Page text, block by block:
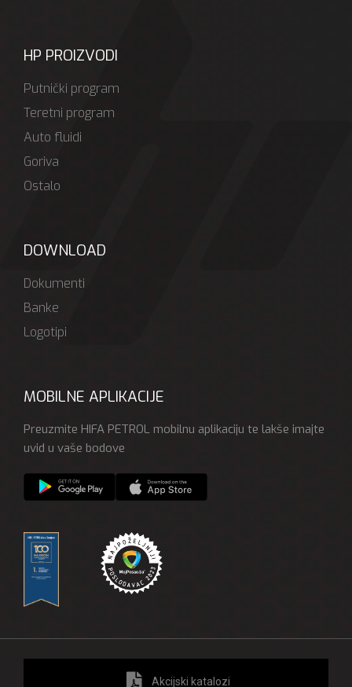
HP PROIZVODI
Putnički program
Teretni program
Auto fluidi
Goriva
Ostalo
DOWNLOAD
Dokumenti
Banke
Logotipi
MOBILNE APLIKACIJE
Preuzmite HIFA PETROL mobilnu aplikaciju te lakše imajte
uvid u vaše bodove
Akcijski katalozi